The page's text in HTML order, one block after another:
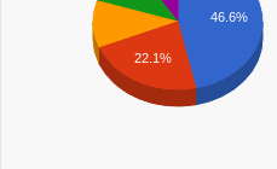
46.6%
22.1%